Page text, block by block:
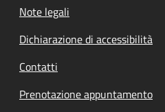
Note legali
Dichiarazione di accessibilità
Contatti
Prenotazione appuntamento